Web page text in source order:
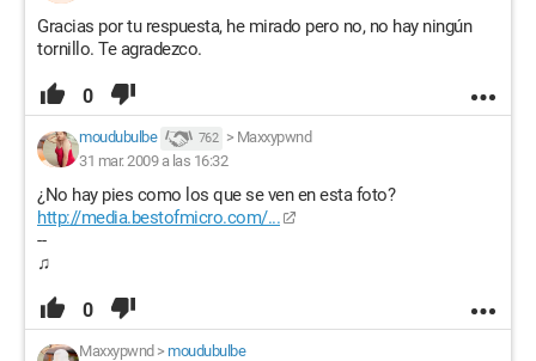
Gracias por tu respuesta, he mirado pero no, no hay ningún
tornillo. Te agradezco.
0
moudubulbe 762 > Maxxypwnd
31 mar. 2009 a las 16:32
¿No hay pies como los que se ven en esta foto?
http://media.bestofmicro.com/...
--
♫
0
Maxxypwnd > moudubulbe